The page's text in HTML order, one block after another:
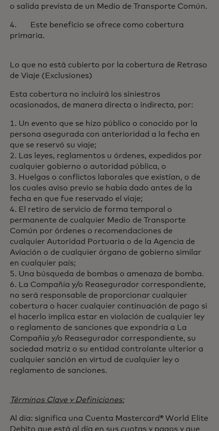
o salida prevista de un Medio de Transporte Común.
4. Este beneficio se ofrece como cobertura
primaria.
Lo que no está cubierto por la cobertura de Retraso
de Viaje (Exclusiones)
Esta cobertura no incluirá los siniestros
ocasionados, de manera directa o indirecta, por:
1. Un evento que se hizo público o conocido por la
persona asegurada con anterioridad a la fecha en
que se reservó su viaje;
2. Las leyes, reglamentos u órdenes, expedidos por
cualquier gobierno o autoridad pública, o
3. Huelgas o conflictos laborales que existían, o de
los cuales aviso previo se había dado antes de la
fecha en que fue reservado el viaje;
4. El retiro de servicio de forma temporal o
permanente de cualquier Medio de Transporte
Común por órdenes o recomendaciones de
cualquier Autoridad Portuaria o de la Agencia de
Aviación o de cualquier órgano de gobierno similar
en cualquier país;
5. Una búsqueda de bombas o amenaza de bomba.
6. La Compañía y/o Reasegurador correspondiente,
no será responsable de proporcionar cualquier
cobertura o hacer cualquier continuación de pago si
el hacerlo implica estar en violación de cualquier ley
o reglamento de sanciones que expondría a La
Compañía y/o Reasegurador correspondiente, su
sociedad matriz o su entidad controlante ulterior a
cualquier sanción en virtud de cualquier ley o
reglamento de sanciones.
Términos Clave y Definiciones:
Al día: significa una Cuenta Mastercard® World Elite
Debito que está al día en sus cuotas y pagos y que